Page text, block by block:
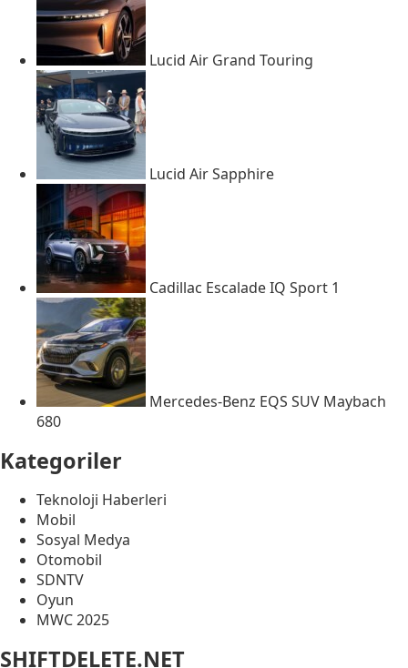
Lucid Air Grand Touring
Lucid Air Sapphire
Cadillac Escalade IQ Sport 1
Mercedes-Benz EQS SUV Maybach
680
Kategoriler
Teknoloji Haberleri
Mobil
Sosyal Medya
Otomobil
SDNTV
Oyun
MWC 2025
SHIFTDELETE.NET